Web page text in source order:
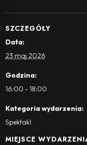
SZCZEGÓŁY
Data:
23 maj 2026
Godzina:
16:00 - 18:00
Kategoria wydarzenia:
Spektakl
MIEJSCE